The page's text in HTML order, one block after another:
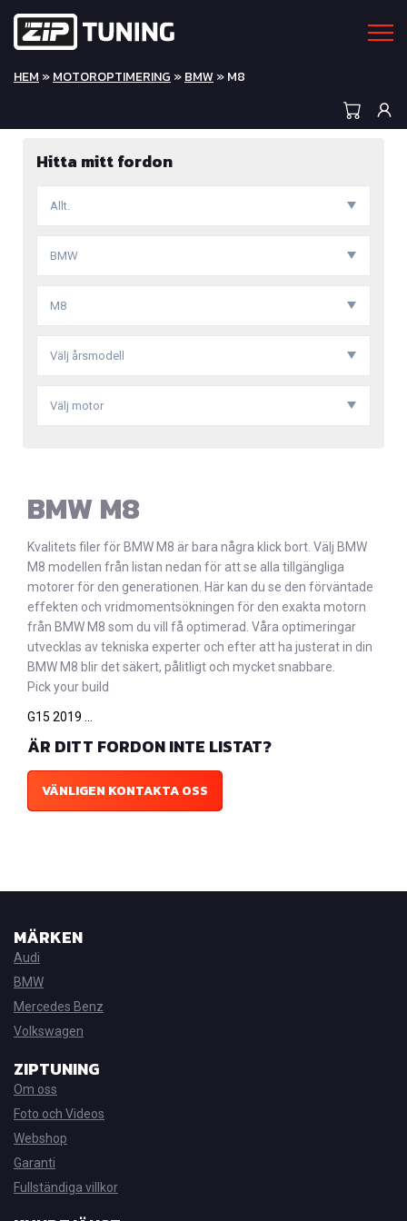
HEM »MOTOROPTIMERING »BMW » M8
Hitta mitt fordon
Allt.
BMW
M8
Välj årsmodell
Välj motor
BMW M8
Kvalitets filer för BMW M8 är bara några klick bort. Välj BMW
M8 modellen från listan nedan för att se alla tillgängliga
motorer för den generationen. Här kan du se den förväntade
effekten och vridmomentsökningen för den exakta motorn
från BMW M8 som du vill få optimerad. Våra optimeringar
utvecklas av tekniska experter och efter att ha justerat in din
BMW M8 blir det säkert, pålitligt och mycket snabbare.
Pick your build
G15 2019 ...
ÄR DITT FORDON INTE LISTAT?
VÄNLIGEN KONTAKTA OSS
MÄRKEN
Audi
BMW
Mercedes Benz
Volkswagen
ZIPTUNING
Om oss
Foto och Videos
Webshop
Garanti
Fullständiga villkor